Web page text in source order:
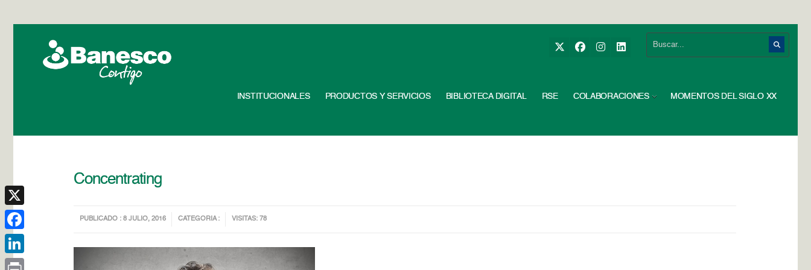
INSTITUCIONALES PRODUCTOS Y SERVICIOS BIBLIOTECA DIGITAL RSE COLABORACIONES MOMENTOS DEL SIGLO XX
Concentrating
PUBLICADO : 8 JULIO, 2016 CATEGORIA : VISITAS: 78
X
Facebook
LinkedIn